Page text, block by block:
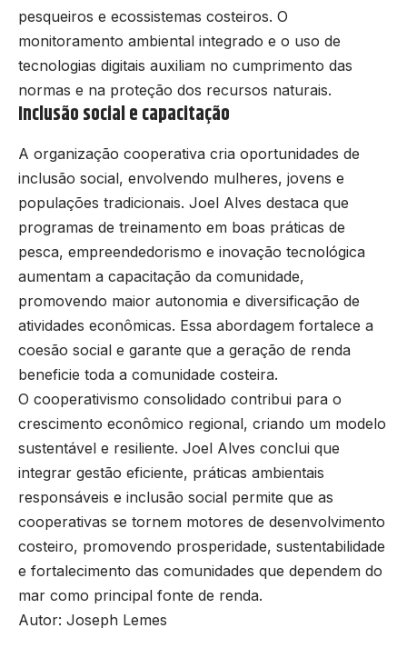
pesqueiros e ecossistemas costeiros. O
monitoramento ambiental integrado e o uso de
tecnologias digitais auxiliam no cumprimento das
normas e na proteção dos recursos naturais.
Inclusão social e capacitação
A organização cooperativa cria oportunidades de
inclusão social, envolvendo mulheres, jovens e
populações tradicionais. Joel Alves destaca que
programas de treinamento em boas práticas de
pesca, empreendedorismo e inovação tecnológica
aumentam a capacitação da comunidade,
promovendo maior autonomia e diversificação de
atividades econômicas. Essa abordagem fortalece a
coesão social e garante que a geração de renda
beneficie toda a comunidade costeira.
O cooperativismo consolidado contribui para o
crescimento econômico regional, criando um modelo
sustentável e resiliente. Joel Alves conclui que
integrar gestão eficiente, práticas ambientais
responsáveis e inclusão social permite que as
cooperativas se tornem motores de desenvolvimento
costeiro, promovendo prosperidade, sustentabilidade
e fortalecimento das comunidades que dependem do
mar como principal fonte de renda.
Autor: Joseph Lemes